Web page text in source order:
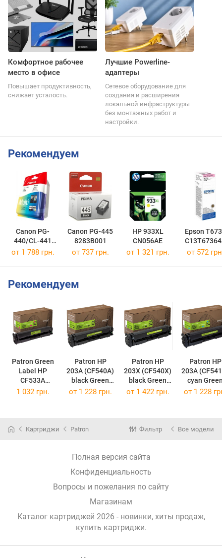
Комфортное рабочее
место в офисе
Повышает продуктивность,
снижает усталость.
Лучшие Powerline-
адаптеры
Сетевое оборудование для
создания и расширения
локальной инфраструктуры
без монтажных работ и
настройки.
Рекомендуем
Canon PG-
440/CL-441
MULTI
Canon PG-445
8283B001
HP 933XL
CN056AE
Epson
от 1 788 грн. от 737 грн. от 1 321 грн. от 572
Рекомендуем
Patron Green
Label HP
CF533A
Magenta PN-
Patron HP
203A (CF540A)
black Green
Label PN-
Patron HP
203X (CF540X)
black Green
Label PN-
Patron HP
203A
cyan
Label PN-
1 032 грн. от 1 228 грн. от 1 422 грн. от 1 228
Картриджи Patron Фильтр Все модели
Полная версия сайта
Конфиденциальность
Вопросы и пожелания по сайту
Магазинам
Каталог картриджей 2026 - новинки, хиты продаж,
купить картриджи.